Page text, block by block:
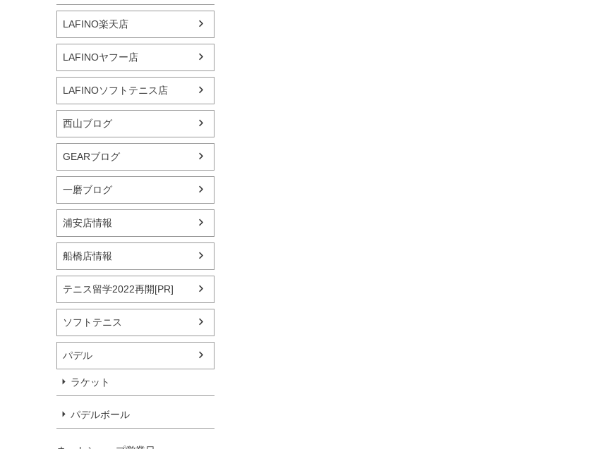
LAFINO楽天店
LAFINOヤフー店
LAFINOソフトテニス店
西山ブログ
GEARブログ
一磨ブログ
浦安店情報
船橋店情報
テニス留学2022再開[PR]
ソフトテニス
パデル
ラケット
パデルボール